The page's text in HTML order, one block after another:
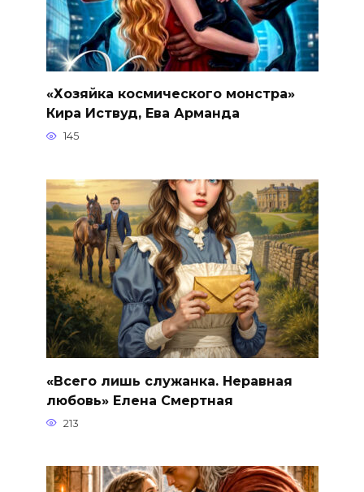
«Хозяйка космического монстра»
Кира Иствуд, Ева Арманда
145
«Всего лишь служанка. Неравная
любовь» Елена Смертная
213